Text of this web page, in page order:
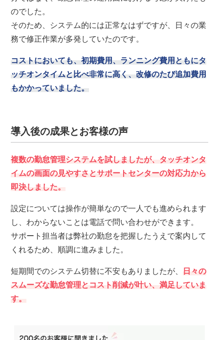
のでした。
そのため、システム的には正常なはずですが、日々の業
務で修正作業が多発していたのです。
コストにおいても、初期費用、ランニング費用ともにタ
ッチオンタイムと比べ非常に高く、改修のたび追加費用
もかかっていました。
導入後の成果とお客様の声
複数の勤怠管理システムを試しましたが、タッチオンタ
イムの画面の見やすさとサポートセンターの対応力から
即決しました。
設定については操作が簡単なので一人でも進められます
し、わからないことは電話で問い合わせができます。
サポート担当者は弊社の勤怠を把握したうえで案内して
くれるため、順調に進みました。
短期間でのシステム切替に不安もありましたが、
日々の
スムーズな勤怠管理とコスト削減が叶い、満足していま
す。